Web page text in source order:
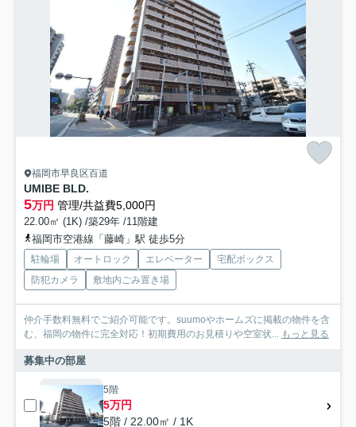
福岡市早良区百道
UMIBE BLD.
5万円 管理/共益費5,000円
22.00㎡ (1K) /築29年 /11階建
福岡市空港線「藤崎」駅 徒歩5分
駐輪場 オートロック エレベーター
宅配ボックス
防犯カメラ
敷地内ごみ置き場
仲介手数料無料でご紹介可能です。suumoやホームズに掲載の物件を含
む、福岡の物件に完全対応！初期費用のお見積りや空室状...
もっと見る
募集中の部屋
5階
5万円
5階 / 22.00㎡ / 1K